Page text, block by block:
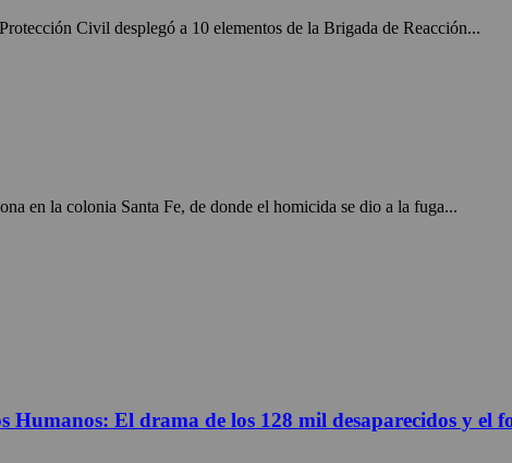
Civil desplegó a 10 elementos de la Brigada de Reacción...
en la colonia Santa Fe, de donde el homicida se dio a la fuga...
El drama de los 128 mil desaparecidos y el